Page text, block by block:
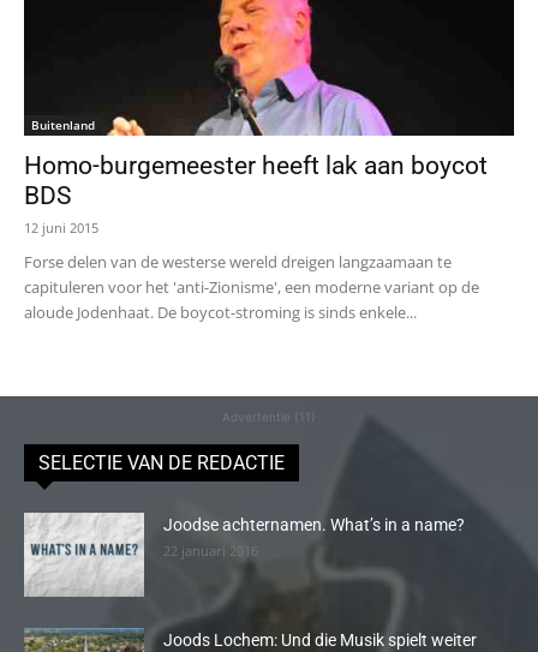
Buitenland
Homo-burgemeester heeft lak aan boycot
BDS
12 juni 2015
Forse delen van de westerse wereld dreigen langzaamaan te
capituleren voor het 'anti-Zionisme', een moderne variant op de
aloude Jodenhaat. De boycot-stroming is sinds enkele...
Advertentie (11)
SELECTIE VAN DE REDACTIE
Joodse achternamen. What’s in a name?
22 januari 2016
Joods Lochem: Und die Musik spielt weiter